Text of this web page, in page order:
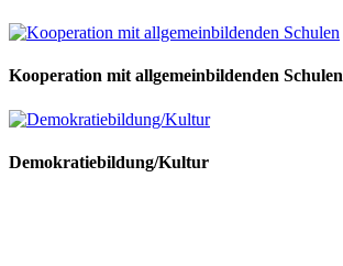
Kooperation mit allgemeinbildenden Schulen
Demokratiebildung/Kultur